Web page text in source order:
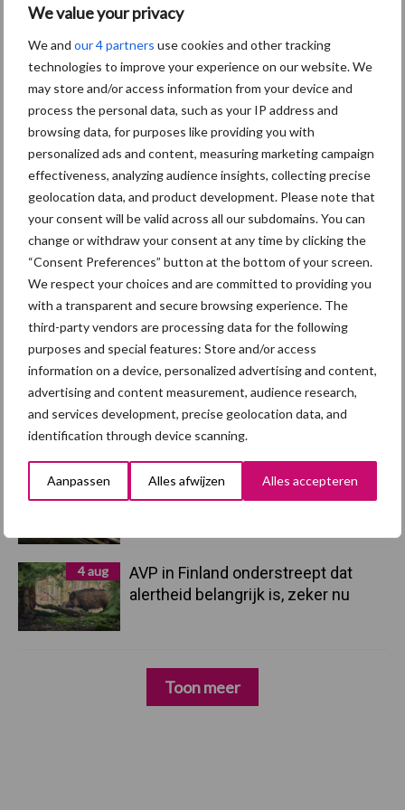
We value your privacy
We and our 4 partners use cookies and other tracking
technologies to improve your experience on our website. We
may store and/or access information from your device and
process the personal data, such as your IP address and
browsing data, for purposes like providing you with
personalized ads and content, measuring marketing campaign
effectiveness, analyzing audience insights, collecting precise
geolocation data, and product development. Please note that
your consent will be valid across all our subdomains. You can
change or withdraw your consent at any time by clicking the
“Consent Preferences” button at the bottom of your screen.
We respect your choices and are committed to providing you
with a transparent and secure browsing experience. The
third-party vendors are processing data for the following
purposes and special features: Store and/or access
information on a device, personalized advertising and content,
advertising and content measurement, audience research,
and services development, precise geolocation data, and
identification through device scanning.
Aanpassen Alles afwijzen Alles accepteren
Primaire
Sidebar
Recent nieuws Partner nieuws
7 aug
Britse varkenssector vreest
afzetcrisis in het najaar
7 aug
Grondstoffenmarkt blijft grillig:
droogte en geopolitiek houden
handel in de greep
5 aug
“Vraag naar praktische
hygieneoplossingen is in Polen
groter dan ooit”
5 aug
Eliminatieprotocol voor
4 aug
AVP in Finland onderstreept dat
alertheid belangrijk is, zeker nu
Toon meer
Toon meer